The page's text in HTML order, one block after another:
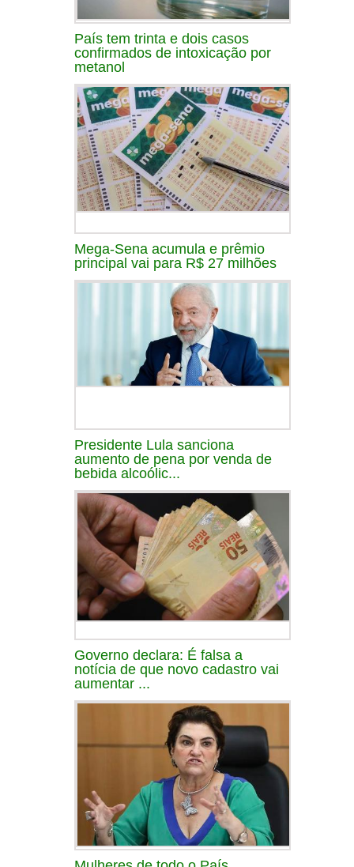
País tem trinta e dois casos
confirmados de intoxicação por
metanol
Mega-Sena acumula e prêmio
principal vai para R$ 27 milhões
Presidente Lula sanciona
aumento de pena por venda de
bebida alcoólic...
Governo declara: É falsa a
notícia de que novo cadastro vai
aumentar ...